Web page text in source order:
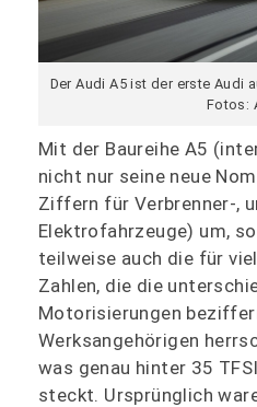
Der Audi A5 ist der erste Audi
Fotos:
Mit der Baureihe A5
nicht nur seine neue
Ziffern für Verbrenner-,
Elektrofahrzeuge) um,
teilweise auch die für
Zahlen, die die
Motorisierungen
Werksangehörigen
was genau hinter 35
steckt. Ursprünglich